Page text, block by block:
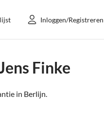
Inloggen/Registreren
Finke
in Berlijn.